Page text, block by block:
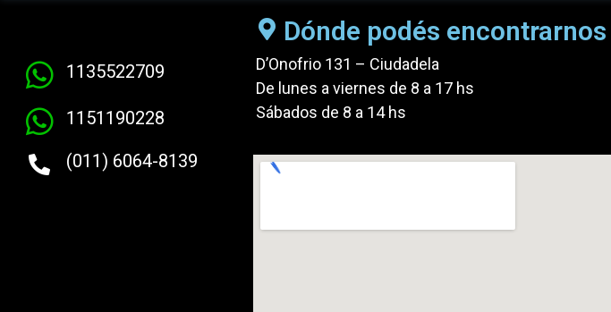
1135522709
1151190228
(011) 6064-8139
Dónde podés encontrarnos
D’Onofrio 131 – Ciudadela
De lunes a viernes de 8 a 17 hs
Sábados de 8 a 14 hs